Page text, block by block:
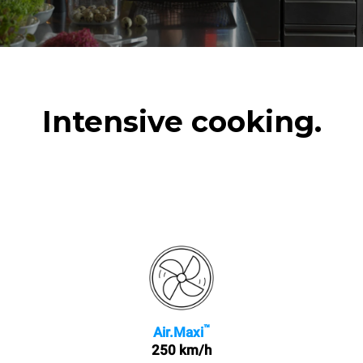
Intensive cooking.
Air.Maxi™
250 km/h